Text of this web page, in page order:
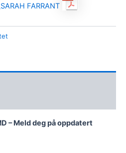
FARRANT
– Meld deg på oppdatert